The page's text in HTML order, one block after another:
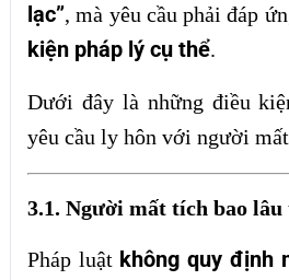
lạc”, mà yêu cầu phải đáp
kiện pháp lý cụ thể.
Dưới đây là những điều
yêu cầu ly hôn với người
3.1. Người mất tích bao
Pháp luật không quy định